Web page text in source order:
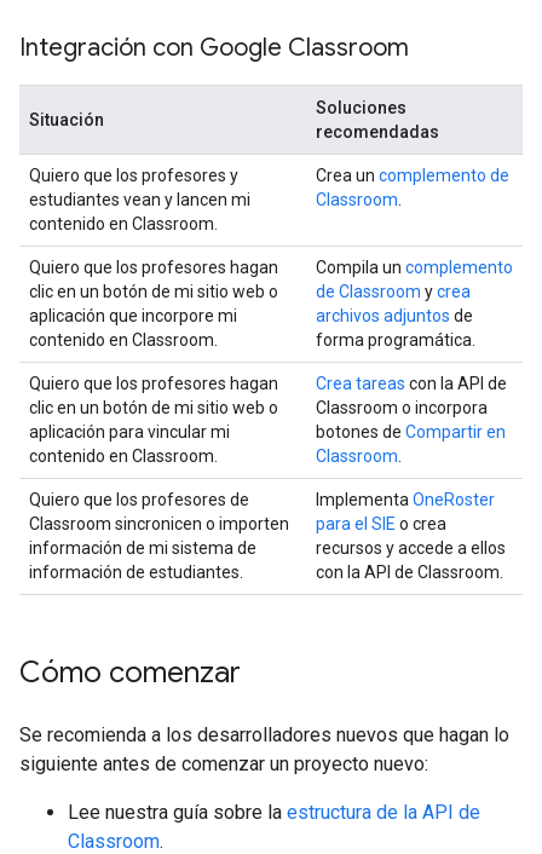
Integración con Google Classroom
Situación
Soluciones
recomendadas
Quiero que los profesores y
estudiantes vean y lancen mi
contenido en Classroom.
Crea un complemento de
Classroom
Quiero que los profesores hagan
clic en un botón de mi sitio web o
aplicación que incorpore mi
contenido en Classroom.
Compila un complemento
de Classroom ycrea
archivos adjuntos de
forma programática.
Quiero que los profesores hagan
clic en un botón de mi sitio web o
aplicación para vincular mi
contenido en Classroom.
Crea tareas con la API de
Classroom o incorpora
botones de Compartir en
Classroom
Quiero que los profesores de
Classroom sincronicen o importen
información de mi sistema de
información de estudiantes.
Implementa OneRoster
para el SIE o crea
recursos y accede a ellos
con la API de Classroom.
Cómo comenzar
Se recomienda a los desarrolladores nuevos que hagan lo
siguiente antes de comenzar un proyecto nuevo:
Lee nuestra guía sobre la estructura de la API de
Classroom.